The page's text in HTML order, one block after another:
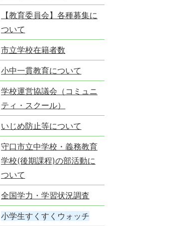
【教育委員会】各種募集に
ついて
市立学校在籍者数
小中一貫教育について
学校運営協議会（コミュニ
ティ・スクール）
いじめ防止等について
守口市立中学校・義務教育
学校(後期課程)の部活動に
ついて
全国学力・学習状況調査
小学生すくすくウォッチ